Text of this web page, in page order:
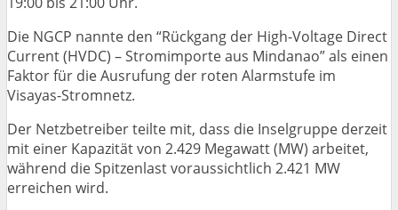
Die NGCP nannte den “Rückgang der High-Voltage Direct
Current (HVDC) – Stromimporte aus Mindanao” als einen
Faktor für die Ausrufung der roten Alarmstufe im
Visayas-Stromnetz.
Der Netzbetreiber teilte mit, dass die Inselgruppe derzeit
mit einer Kapazität von 2.429 Megawatt (MW) arbeitet,
während die Spitzenlast voraussichtlich 2.421 MW
erreichen wird.